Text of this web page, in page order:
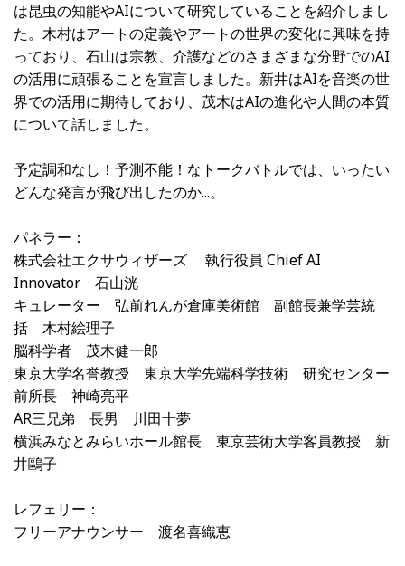
は昆虫の知能やAIについて研究していることを紹介しまし
た。木村はアートの定義やアートの世界の変化に興味を持
っており、石山は宗教、介護などのさまざまな分野でのAI
の活用に頑張ることを宣言しました。新井はAIを音楽の世
界での活用に期待しており、茂木はAIの進化や人間の本質
について話しました。
予定調和なし！予測不能！なトークバトルでは、いったい
どんな発言が飛び出したのか...。
パネラー：
株式会社エクサウィザーズ 執行役員 Chief AI
Innovator 石山洸
キュレーター 弘前れんが倉庫美術館 副館長兼学芸統
括 木村絵理子
脳科学者 茂木健一郎
東京大学名誉教授 東京大学先端科学技術 研究センター
前所長 神崎亮平
AR三兄弟 長男 川田十夢
横浜みなとみらいホール館長 東京芸術大学客員教授 新
井鷗子
レフェリー：
フリーアナウンサー 渡名喜織恵